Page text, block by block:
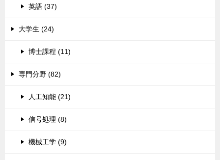
英語 (37)
大学生 (24)
博士課程 (11)
専門分野 (82)
人工知能 (21)
信号処理 (8)
機械工学 (9)